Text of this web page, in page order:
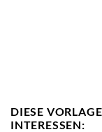
DIESE
INTERESSEN: